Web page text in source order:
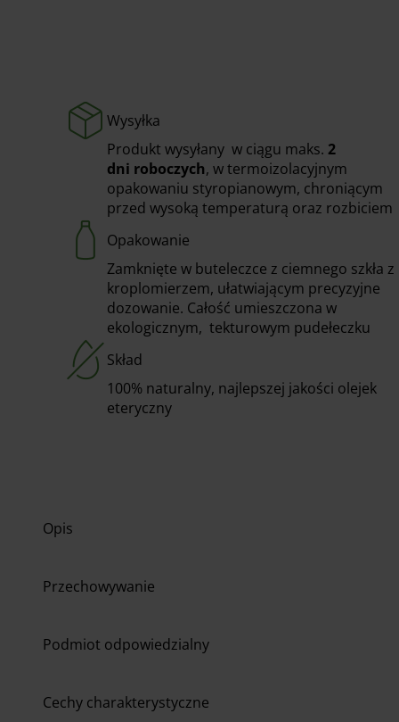
Wysyłka
Produkt wysyłany w ciągu maks. 2
dni roboczych, w termoizolacyjnym
opakowaniu styropianowym, chroniącym
przed wysoką temperaturą oraz rozbiciem
Opakowanie
Zamknięte w buteleczce z ciemnego szkła z
kroplomierzem, ułatwiającym precyzyjne
dozowanie. Całość umieszczona w
ekologicznym, tekturowym pudełeczku
Skład
100% naturalny, najlepszej jakości olejek
eteryczny
Opis
Przechowywanie
Podmiot odpowiedzialny
Cechy charakterystyczne